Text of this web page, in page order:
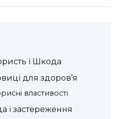
і Шкода
для здоров’я
властивості
і застереження